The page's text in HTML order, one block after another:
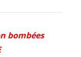
bombées